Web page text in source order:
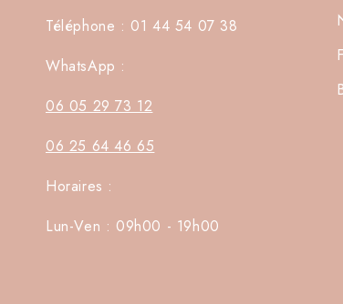
Téléphone : 01 44 54 07 38
WhatsApp :
06 05 29 73 12
06 25 64 46 65
Horaires :
Lun-Ven : 09h00 - 19h00